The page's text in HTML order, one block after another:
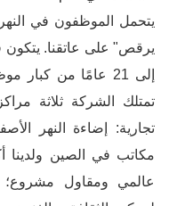
يتحمل الموظفون في
إلى 21 عامًا من
تمتلك الشركة ثلاثة
تجارية: إضاءة النهر
عالمي ومقاول مشروع؛